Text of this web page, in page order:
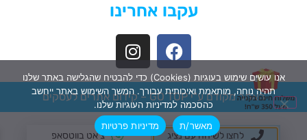
עקבו אחרינו
האתר מקודם ע"י GO TOP – קידום אתרים לעסקים
אנו עושים שימוש בעוגיות (Cookies) כדי להבטיח שהגלישה באתר שלנו
תהיה נוחה, מותאמת ואיכותית עבורך. המשך השימוש באתר ייחשב
כהסכמה למדיניות העוגיות שלנו.
מאשר/ת
מדיניות פרטיות
לחצו לשיחה עם נציג צ'אט בווטסאפ